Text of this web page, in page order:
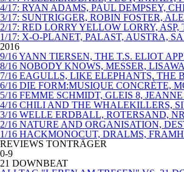
4/17: RYAN ADAMS, PAUL DEMPSEY,
3/17: SUNTRIGGER, ROBIN FOSTER,
2/17: RED LORRY YELLOW LORRY,
1/17: X-O-PLANET, PALAST, AUSTRA,
2016
9/16 YANN TIERSEN, THE T.S. ELIOT
8/16 NOBODY KNOWS, MESSER,
7/16 EAGULLS, LIKE ELEPHANTS, THE
6/16 DIE FORM:MUSIQUE CONCRÈTE,
5/16 FEMME SCHMIDT, GLEIS 8,
4/16 CHILI AND THE WHALEKILLERS,
3/16 WELLE ERDBALL, ROTERSAND,
2/16 NATURE AND ORGANISATION,
1/16 HACKMONOCUT, DRALMS,
REVIEWS TONTRÄGER
0-9
21 DOWNBEAT